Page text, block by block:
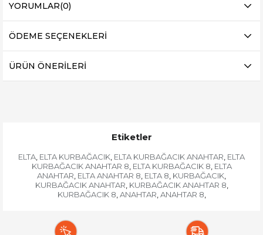
YORUMLAR(0)
ÖDEME SEÇENEKLERI
ÜRÜN ÖNERILERI
Etiketler
ELTA, ELTA KURBAĞACIK, ELTA KURBAĞACIK ANAHTAR, ELTA
KURBAĞACIK ANAHTAR 8, ELTA KURBAĞACIK 8, ELTA
ANAHTAR, ELTA ANAHTAR 8, ELTA 8, KURBAĞACIK,
KURBAĞACIK ANAHTAR, KURBAĞACIK ANAHTAR 8,
KURBAĞACIK 8, ANAHTAR, ANAHTAR 8,